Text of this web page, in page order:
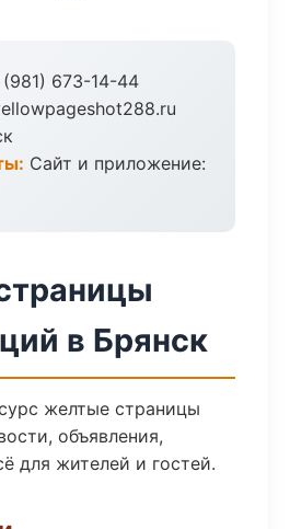
673-14-44
Сайт и приложение:
в Брянск
желтые страницы
объявления,
для жителей и гостей.